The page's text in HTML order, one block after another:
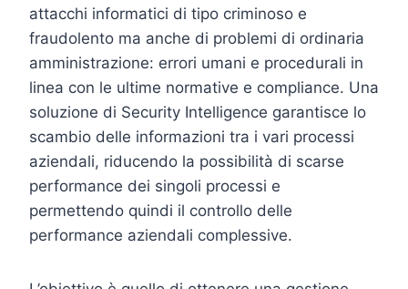
attacchi informatici di tipo criminoso e
fraudolento ma anche di problemi di ordinaria
amministrazione: errori umani e procedurali in
linea con le ultime normative e compliance. Una
soluzione di Security Intelligence garantisce lo
scambio delle informazioni tra i vari processi
aziendali, riducendo la possibilità di scarse
performance dei singoli processi e
permettendo quindi il controllo delle
performance aziendali complessive.